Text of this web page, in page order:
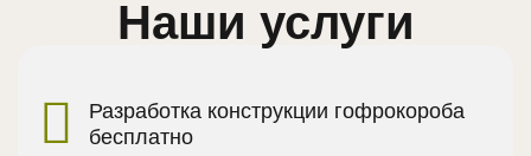
Наши услуги
Разработка конструкции гофрокороба
бесплатно